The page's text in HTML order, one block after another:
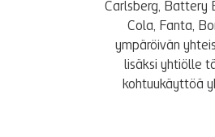
Carlsberg, Battery
Cola, Fanta,
ympäröivän
lisäksi yhtiölle
kohtuukäyttöä